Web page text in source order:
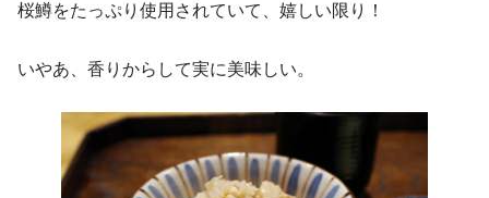
桜鱒をたっぷり使用されていて、嬉しい限り！
いやあ、香りからして実に美味しい。